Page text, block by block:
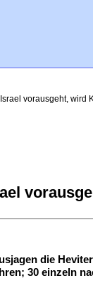
vorausgeht, wird
die
30 einzeln